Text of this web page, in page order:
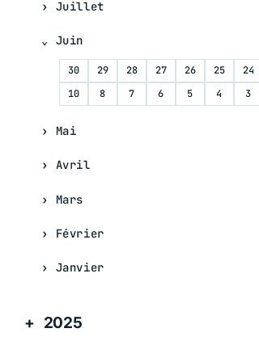
Juillet
Juin
30 29 28 27 26 25 24
10
8 7 6 5 4 3
Mai
Avril
Mars
Février
Janvier
2025